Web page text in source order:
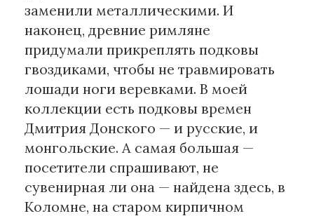
заменили металлическими. И
наконец, древние римляне
придумали прикреплять подковы
гвоздиками, чтобы не травмировать
лошади ноги веревками. В моей
коллекции есть подковы времен
Дмитрия Донского — и русские, и
монгольские. А самая большая —
посетители спрашивают, не
сувенирная ли она — найдена здесь, в
Коломне, на старом кирпичном